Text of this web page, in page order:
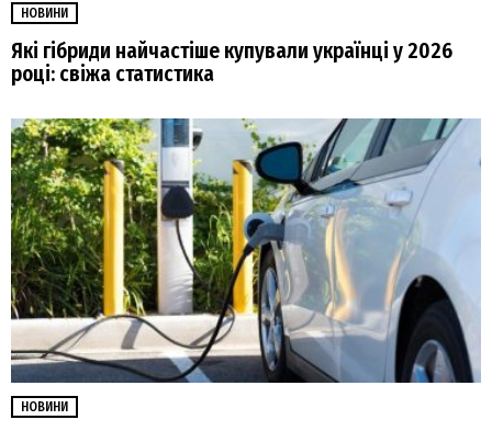
НОВИНИ
Які гібриди найчастіше купували українці у 2026
році: свіжа статистика
НОВИНИ